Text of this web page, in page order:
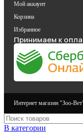
Мой аккаунт
Корзина
Избранное
Принимаем к
Интернет магазин "Зоо-
В категории